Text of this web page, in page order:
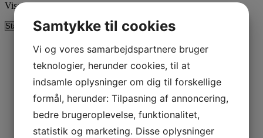
Viser 6 resultater
Tilbud!
Adiatek –
Quartz 50
gulvvasker
Samtykke til cookies
Vi og vores samarbejdspartnere bruger
teknologier, herunder cookies, til at
indsamle oplysninger om dig til forskellige
formål, herunder: Tilpasning af annoncering,
bedre brugeroplevelse, funktionalitet,
statistik og marketing. Disse oplysninger